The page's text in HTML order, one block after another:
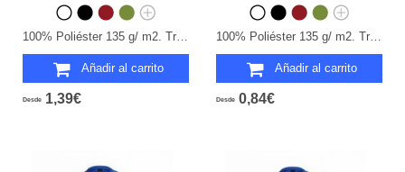
Añadir al carrito
Desde 1,39€
Añadir al carrito
Desde 0,84€